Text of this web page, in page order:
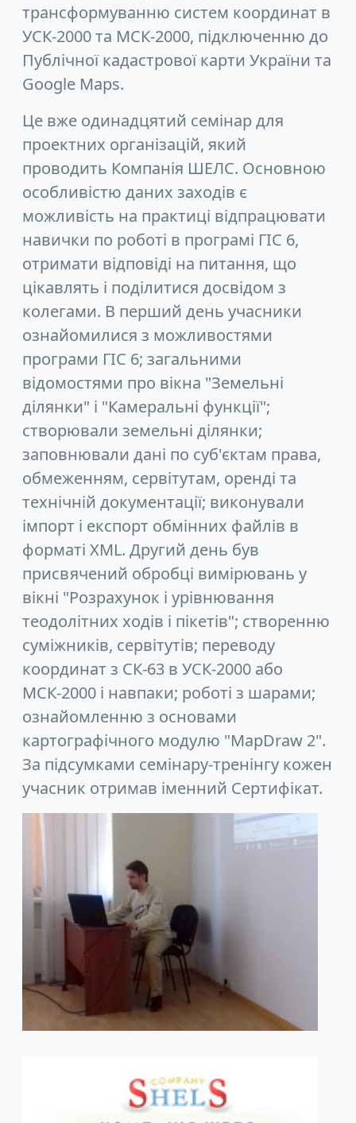
трансформуванню систем координат в
УСК-2000 та МСК-2000, підключенню до
Публічної кадастрової карти України та
Google Maps.
Це вже одинадцятий семінар для
проектних організацій, який
проводить Компанія ШЕЛС. Основною
особливістю даних заходів є
можливість на практиці відпрацювати
навички по роботі в програмі ГІС 6,
отримати відповіді на питання, що
цікавлять і поділитися досвідом з
колегами. В перший день учасники
ознайомилися з можливостями
програми ГІС 6; загальними
відомостями про вікна "Земельні
ділянки" і "Камеральні функції";
створювали земельні ділянки;
заповнювали дані по суб'єктам права,
обмеженням, сервітутам, оренді та
технічній документації; виконували
імпорт і експорт обмінних файлів в
форматі XML. Другий день був
присвячений обробці вимірювань у
вікні "Розрахунок і урівнювання
теодолітних ходів і пікетів"; створенню
суміжників, сервітутів; переводу
координат з СК-63 в УСК-2000 або
МСК-2000 і навпаки; роботі з шарами;
ознайомленню з основами
картографічного модулю "MapDraw 2".
За підсумками семінару-тренінгу кожен
учасник отримав іменний Сертифікат.